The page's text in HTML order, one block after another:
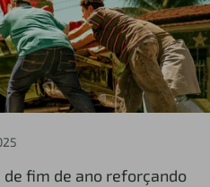
fim de ano reforçando